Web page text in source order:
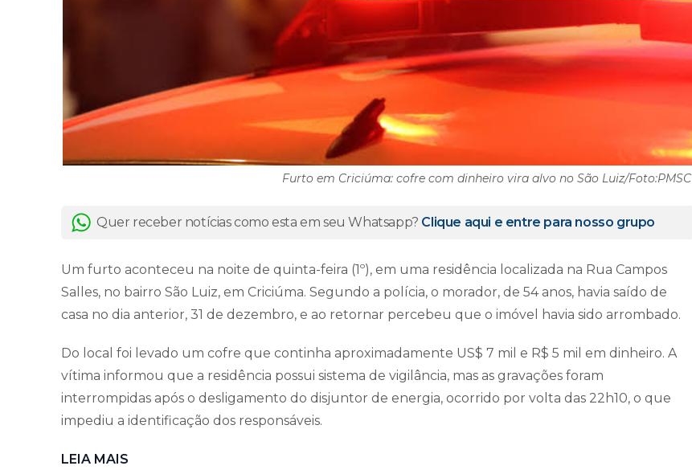
Furto em Criciúma: cofre com dinheiro vira alvo no São Luiz/Foto:PMSC
Quer receber notícias como esta em seu Whatsapp? Clique aqui e entre para nosso grupo
Um furto aconteceu na noite de quinta-feira (1º), em uma residência localizada na Rua Campos
Salles, no bairro São Luiz, em Criciúma. Segundo a polícia, o morador, de 54 anos, havia saído de
casa no dia anterior, 31 de dezembro, e ao retornar percebeu que o imóvel havia sido arrombado.
Do local foi levado um cofre que continha aproximadamente US$ 7 mil e R$ 5 mil em dinheiro. A
vítima informou que a residência possui sistema de vigilância, mas as gravações foram
interrompidas após o desligamento do disjuntor de energia, ocorrido por volta das 22h10, o que
impediu a identificação dos responsáveis.
LEIA MAIS